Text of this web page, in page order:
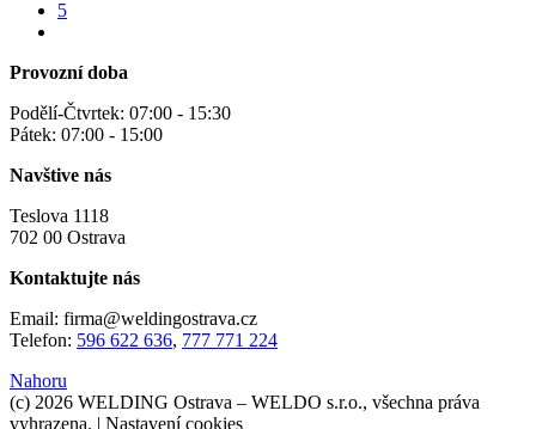
5
Provozní doba
Podělí-Čtvrtek: 07:00 - 15:30
Pátek: 07:00 - 15:00
Navštive nás
Teslova 1118
702 00 Ostrava
Kontaktujte nás
Email: firma@weldingostrava.cz
Telefon: 596 622 636, 777 771 224
Nahoru
(c) 2026 WELDING Ostrava – WELDO s.r.o., všechna práva
vyhrazena. | Nastavení cookies